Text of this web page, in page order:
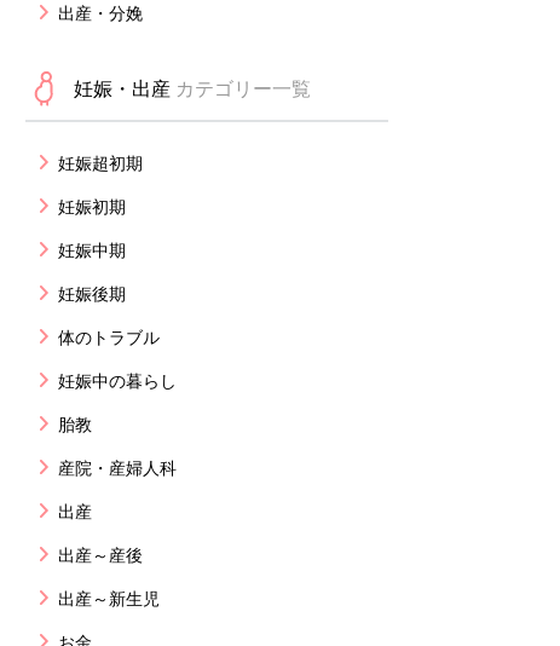
出産・分娩
妊娠・出産 カテゴリー一覧
妊娠超初期
妊娠初期
妊娠中期
妊娠後期
体のトラブル
妊娠中の暮らし
胎教
産院・産婦人科
出産
出産～産後
出産～新生児